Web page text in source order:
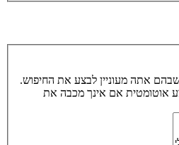
אתה מעוניין לבצע את החיפוש.
אוטומטית אם אינך מכבה את